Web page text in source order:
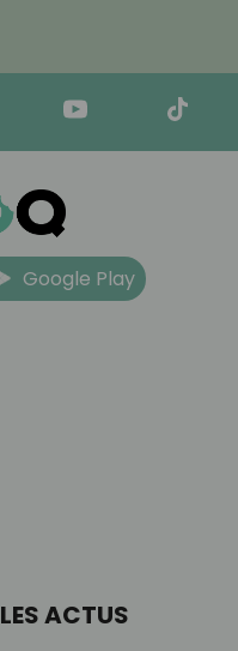
Google Play
LES ACTUS